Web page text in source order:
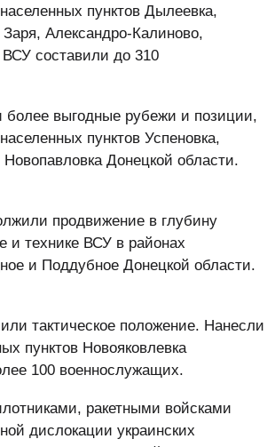
пунктов Дылеевка,
Александро-Калиново,
составили до 310
более выгодные рубежи и позиции,
пунктов Успеновка,
Донецкой области.
продвижение в глубину
и технике ВСУ в районах
и Поддубное Донецкой области.
тактическое положение. Нанесли
пунктов Новояковлевка
100 военнослужащих.
ракетными войсками
дислокации украинских